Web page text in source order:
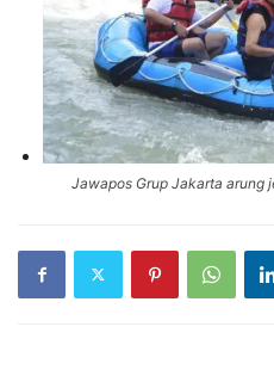
Jawapos Grup Jakarta arung